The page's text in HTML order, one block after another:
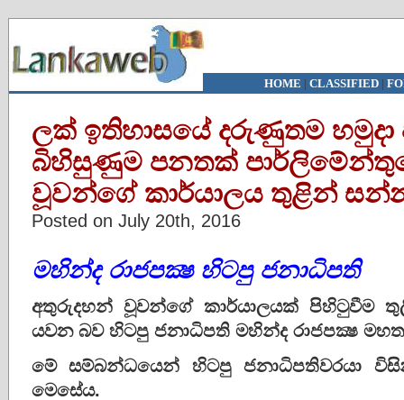
HOME | CLASSIFIED|
ලක් ඉතිහාසයේ දරුණුතම හමුදා
බිහිසුණුම පනතක්
වූවන්ගේ කාර්යාලය තුළින්
Posted on July 20th, 2016
මහින්ද රාජපක්‍ෂ හිටපු ජනාධිපති
අතුරුදහන් වූවන්ගේ කාර්යාලයක් පිහිටුවීම
යවන බව හිටපු ජනාධිපති මහින්ද රාජපක්‍ෂ
මේ සම්බන්ධයෙන් හිටපු ජනාධිපතිවරයා
මෙසේය.